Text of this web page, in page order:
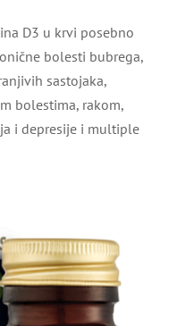
D3 u krvi posebno
bolesti bubrega,
sastojaka,
bolestima, rakom,
i depresije i multiple